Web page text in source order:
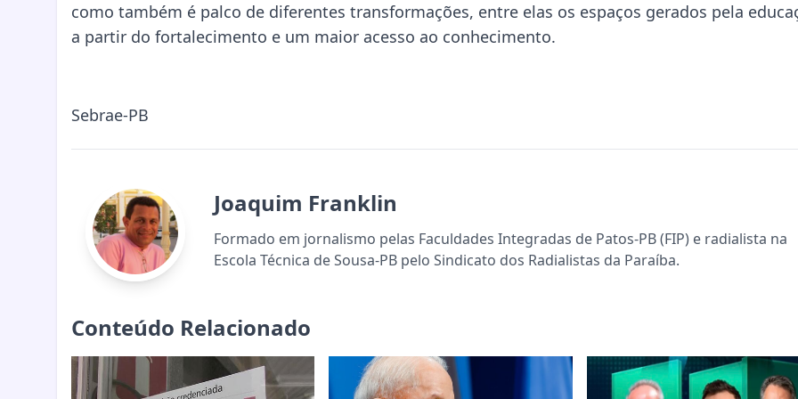
como também é palco de diferentes transformações, entre elas os espaços gerados pela
a partir do fortalecimento e um maior acesso ao conhecimento.
Sebrae-PB
Joaquim Franklin
Formado em jornalismo pelas Faculdades Integradas de Patos-PB (FIP) e radialista na
Escola Técnica de Sousa-PB pelo Sindicato dos Radialistas da Paraíba.
Conteúdo Relacionado